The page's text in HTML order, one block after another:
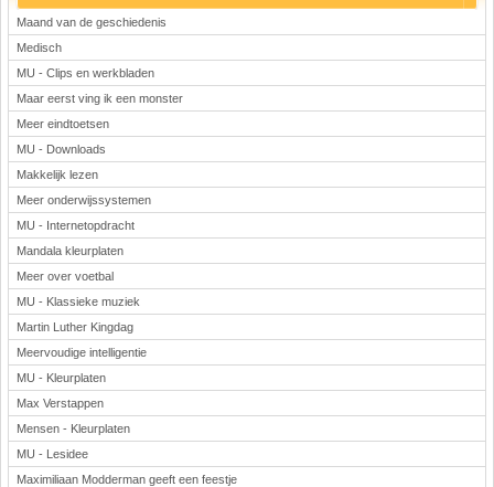
Maand van de geschiedenis
Medisch
MU - Clips en werkbladen
Maar eerst ving ik een monster
Meer eindtoetsen
MU - Downloads
Makkelijk lezen
Meer onderwijssystemen
MU - Internetopdracht
Mandala kleurplaten
Meer over voetbal
MU - Klassieke muziek
Martin Luther Kingdag
Meervoudige intelligentie
MU - Kleurplaten
Max Verstappen
Mensen - Kleurplaten
MU - Lesidee
Maximiliaan Modderman geeft een feestje